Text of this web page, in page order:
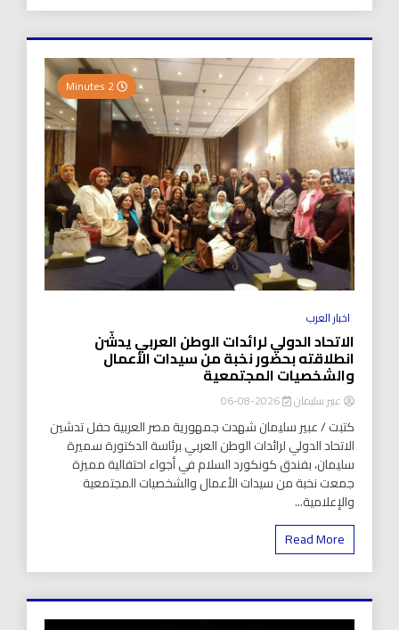
اخبار العرب
الاتحاد الدولي لرائدات الوطن العربي يدشّن
انطلاقته بحضور نخبة من سيدات الأعمال
والشخصيات المجتمعية
عبير سليمان 2026-08-06
كتبت / عبير سليمان شهدت جمهورية مصر العربية حفل تدشين
الاتحاد الدولي لرائدات الوطن العربي برئاسة الدكتورة سميرة
سليمان، بفندق كونكورد السلام في أجواء احتفالية مميزة
جمعت نخبة من سيدات الأعمال والشخصيات المجتمعية
والإعلامية...
Read More